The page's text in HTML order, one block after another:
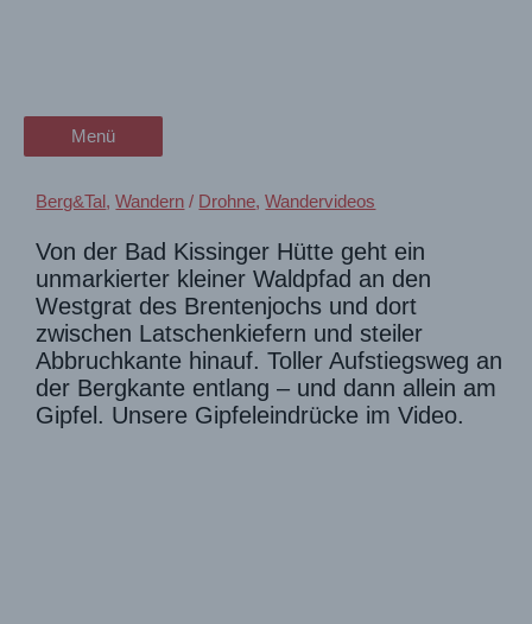
Menü
Menü
der Touristenmassen
Berg&Tal ,Wandern / Drohne,Wandervideos
Von der Bad Kissinger Hütte geht ein
unmarkierter kleiner Waldpfad an den
Westgrat des Brentenjochs und dort
zwischen Latschenkiefern und steiler
Abbruchkante hinauf. Toller Aufstiegsweg an
der Bergkante entlang – und dann allein am
Gipfel. Unsere Gipfeleindrücke im Video.